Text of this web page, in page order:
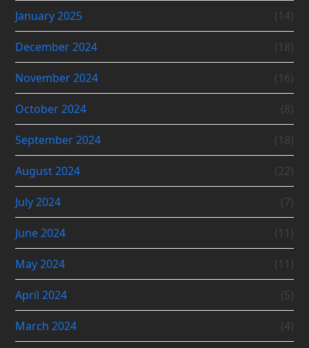
January 2025 (14)
December 2024 (18)
November 2024 (16)
October 2024 (8)
September 2024 (18)
August 2024 (22)
July 2024 (7)
June 2024 (11)
May 2024 (11)
April 2024 (5)
March 2024 (4)